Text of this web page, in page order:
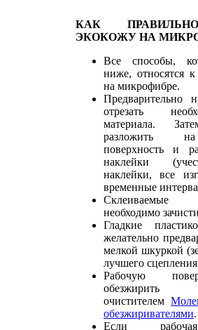
КАК
ЭКОКОЖУ НА
Все способы,
ниже, относятся
на микрофибре.
Предварительно
отрезать
материала.
разложить
поверхность и
наклейки
наклейки, все
временные
необходимо
Гладкие
желательно
мелкой шкуркой
лучшего
Рабочую
обезжирить
очистителем
обезжиривателями.
Если